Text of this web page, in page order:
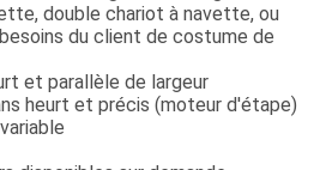
double chariot à navette, ou
du client de costume de
et parallèle de largeur
heurt et précis (moteur d'étape)